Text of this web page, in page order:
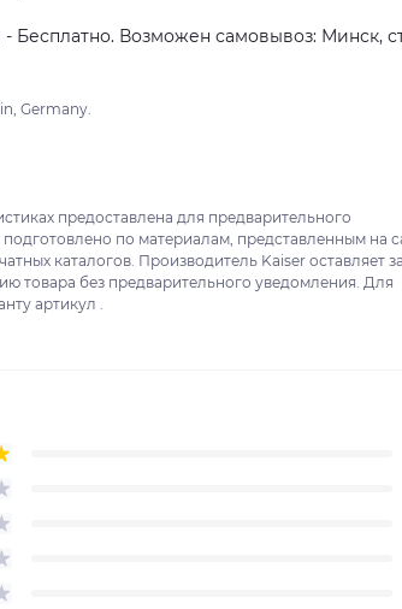
Бесплатно. Возможен самовывоз: Минск,
Germany.
предоставлена для предварительного
по материалам, представленным на
каталогов. Производитель Kaiser оставляет за
товара без предварительного уведомления. Для
артикул .